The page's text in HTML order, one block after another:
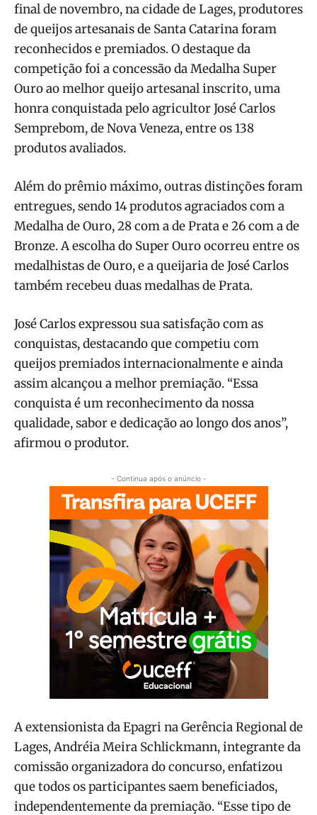
final de novembro, na cidade de Lages, produtores
de queijos artesanais de Santa Catarina foram
reconhecidos e premiados. O destaque da
competição foi a concessão da Medalha Super
Ouro ao melhor queijo artesanal inscrito, uma
honra conquistada pelo agricultor José Carlos
Semprebom, de Nova Veneza, entre os 138
produtos avaliados.
Além do prêmio máximo, outras distinções foram
entregues, sendo 14 produtos agraciados com a
Medalha de Ouro, 28 com a de Prata e 26 com a de
Bronze. A escolha do Super Ouro ocorreu entre os
medalhistas de Ouro, e a queijaria de José Carlos
também recebeu duas medalhas de Prata.
José Carlos expressou sua satisfação com as
conquistas, destacando que competiu com
queijos premiados internacionalmente e ainda
assim alcançou a melhor premiação. “Essa
conquista é um reconhecimento da nossa
qualidade, sabor e dedicação ao longo dos anos”,
afirmou o produtor.
- Continua após o anúncio -
A extensionista da Epagri na Gerência Regional de
Lages, Andréia Meira Schlickmann, integrante da
comissão organizadora do concurso, enfatizou
que todos os participantes saem beneficiados,
independentemente da premiação. “Esse tipo de